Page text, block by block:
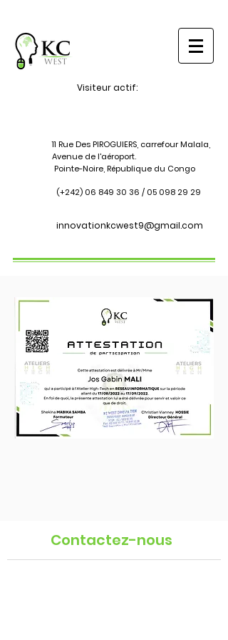
Visiteur actif:
11 Rue Des PIROGUIERS, carrefour Malala,
Avenue de l'aéroport.
Pointe-Noire, République du Congo
(+242) 06 849 30 36 / 05 098 29 29
innovationkcwest9@gmail.com
Contactez-nous